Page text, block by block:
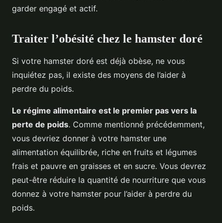
garder engagé et actif.
Traiter l’obésité chez le hamster doré
Si votre hamster doré est déjà obèse, ne vous
inquiétez pas, il existe des moyens de l’aider à
perdre du poids.
Le régime alimentaire est le premier pas vers la
perte de poids. Comme mentionné précédemment,
vous devriez donner à votre hamster une
alimentation équilibrée, riche en fruits et légumes
frais et pauvre en graisses et en sucre. Vous devrez
peut-être réduire la quantité de nourriture que vous
donnez à votre hamster pour l’aider à perdre du
poids.